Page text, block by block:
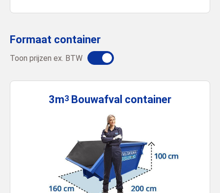
Formaat container
Toon prijzen ex. BTW
3m3 Bouwafval container